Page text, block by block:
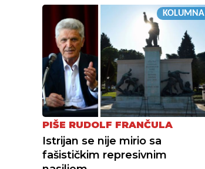
KOLUMNA
PIŠE RUDOLF FRANČULA
Istrijan se nije mirio sa
fašističkim represivnim